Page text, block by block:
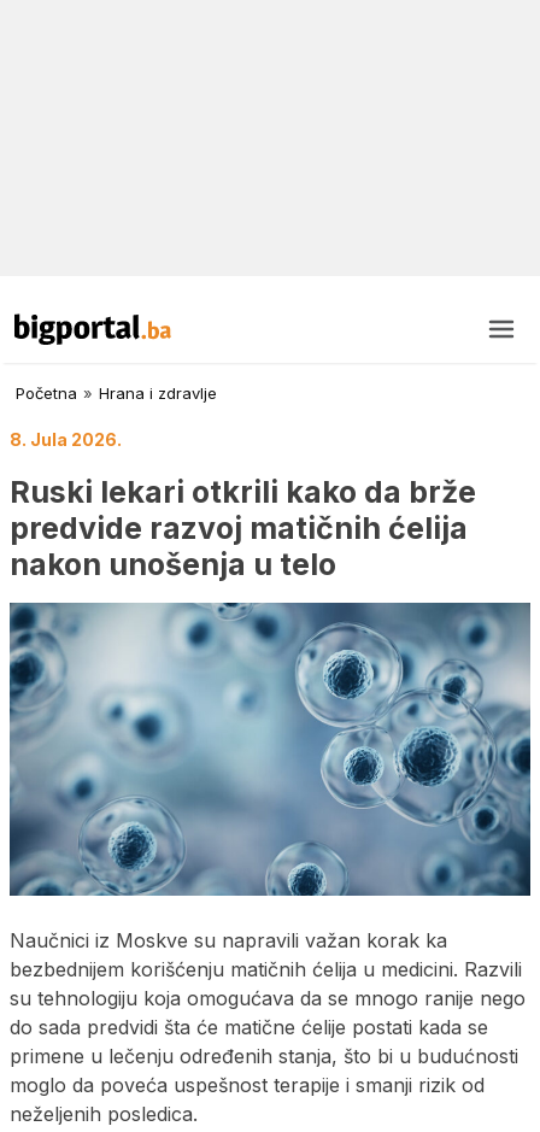
Početna » Hrana i zdravlje
8. Jula 2026.
Ruski lekari otkrili kako da brže
predvide razvoj matičnih ćelija
nakon unošenja u telo
Naučnici iz Moskve su napravili važan korak ka
bezbednijem korišćenju matičnih ćelija u medicini. Razvili
su tehnologiju koja omogućava da se mnogo ranije nego
do sada predvidi šta će matične ćelije postati kada se
primene u lečenju određenih stanja, što bi u budućnosti
moglo da poveća uspešnost terapije i smanji rizik od
neželjenih posledica.